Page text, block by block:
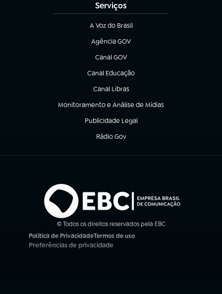
Serviços
A Voz do Brasil
(abre em nova aba)
Agência GOV
(abre em nova aba)
Canal GOV
(abre em nova aba)
Canal Educação
(abre em nova aba)
Canal Libras
(abre em nova aba)
Monitoramento e Análise de Mídias
(abre em nova aba)
Publicidade Legal
(abre em nova aba)
Rádio Gov
(abre em nova aba)
© Todos os direitos reservados pela EBC
Política de Privacidade
(abre em nova aba)
Termos de uso
(abre em nova aba)
Preferências de privacidade